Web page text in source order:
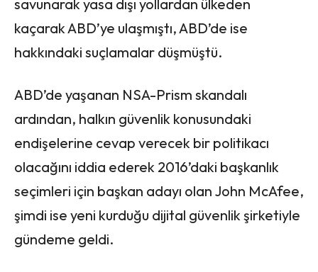
savunarak yasa dışı yollardan ülkeden
kaçarak ABD’ye ulaşmıştı, ABD’de ise
hakkındaki suçlamalar düşmüştü.
ABD’de yaşanan NSA-Prism skandalı
ardından, halkın güvenlik konusundaki
endişelerine cevap verecek bir politikacı
olacağını iddia ederek 2016’daki başkanlık
seçimleri için başkan adayı olan John McAfee,
şimdi ise yeni kurduğu dijital güvenlik şirketiyle
gündeme geldi.